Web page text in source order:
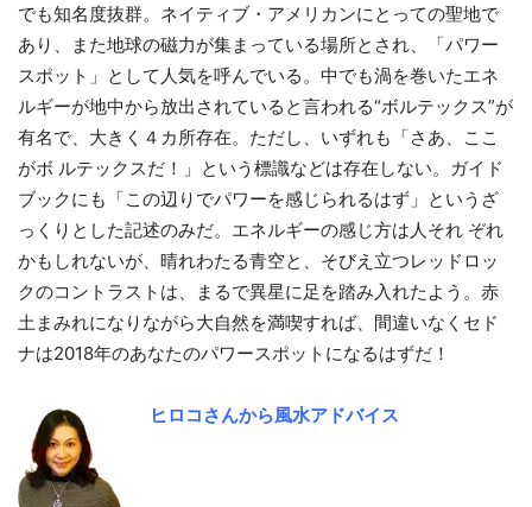
でも知名度抜群。ネイティブ・アメリカンにとっての聖地で
あり、また地球の磁力が集まっている場所とされ、「パワー
スポット」として人気を呼んでいる。中でも渦を巻いたエネ
ルギーが地中から放出されていると言われる“ボルテックス”が
有名で、大きく４カ所存在。ただし、いずれも「さあ、ここ
がボ ルテックスだ！」という標識などは存在しない。ガイド
ブックにも「この辺りでパワーを感じられるはず」というざ
っくりとした記述のみだ。エネルギーの感じ方は人それ ぞれ
かもしれないが、晴れわたる青空と、そびえ立つレッドロッ
クのコントラストは、まるで異星に足を踏み入れたよう。赤
土まみれになりながら大自然を満喫すれば、間違いなくセド
ナは2018年のあなたのパワースポットになるはずだ！
ヒロコさんから風水アドバイス